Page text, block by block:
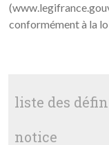
conformément à la
liste des
notice